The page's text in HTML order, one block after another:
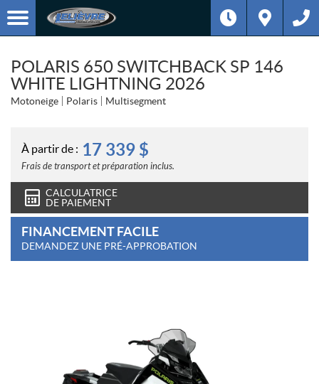
POLARIS 650 SWITCHBACK SP 146
WHITE LIGHTNING 2026
Motoneige Polaris Multisegment
À partir de : 17 339 $
Frais de transport et préparation inclus.
CALCULATRICE
DE PAIEMENT
FINANCEMENT FACILE
DEMANDEZ UNE PRÉ-APPROBATION